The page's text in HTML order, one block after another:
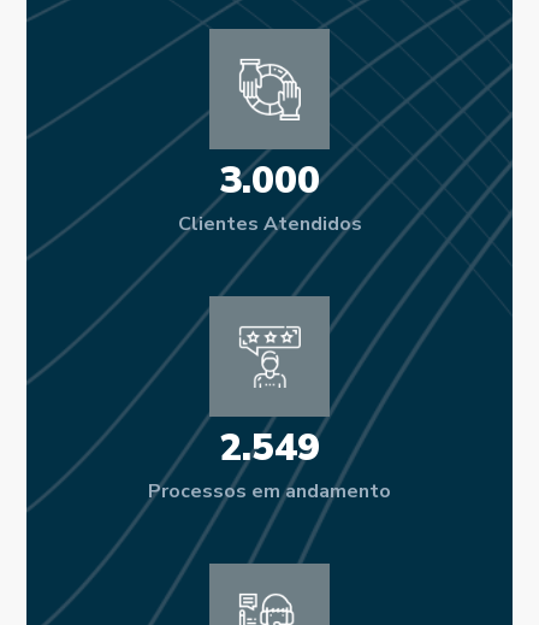
Clientes Atendidos
3.000
Processos em andamento
2.549